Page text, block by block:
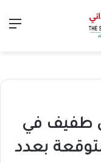
طفيف في
بعدد